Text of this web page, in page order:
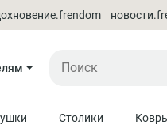
Столики